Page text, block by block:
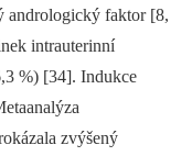
andrologický faktor [8,
intrauterinní
%) [34]. Indukce
zvýšený